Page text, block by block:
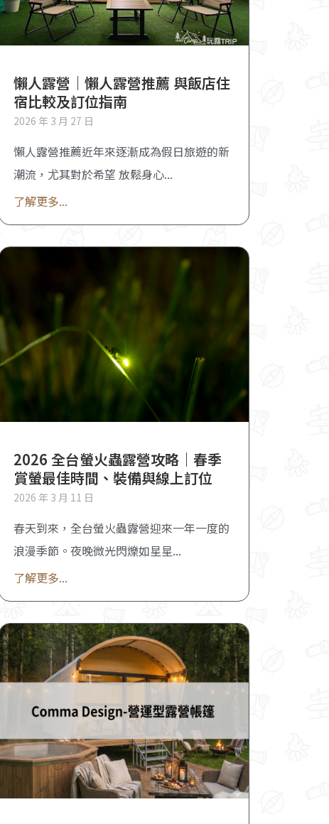
懶人露營｜懶人露營推薦 與飯店住
宿比較及訂位指南
2026 年 3 月 27 日
懶人露營推薦近年來逐漸成為假日旅遊的新
潮流，尤其對於希望 放鬆身心
了解更多...
2026 全台螢火蟲露營攻略｜春季
賞螢最佳時間、裝備與線上訂位
2026 年 3 月 11 日
春天到來，全台螢火蟲露營迎來一年一度的
浪漫季節。夜晚微光閃爍如星星
了解更多...